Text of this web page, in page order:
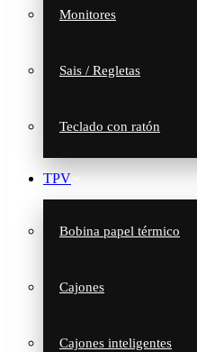
Monitores
Sais / Regletas
Teclado con ratón
TPV
Bobina papel térmico
Cajones
Cajones inteligentes